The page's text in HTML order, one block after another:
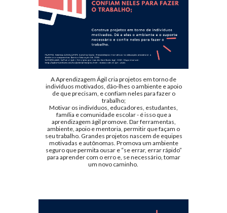
A Aprendizagem Ágil cria projetos em torno de
indivíduos motivados, dão-lhes o ambiente e apoio
de que precisam, e confiam neles para fazer o
trabalho;
Motivar os indivíduos, educadores, estudantes,
família e comunidade escolar - é isso que a
aprendizagem ágil promove. Dar ferramentas,
ambiente, apoio e mentoria, permitir que façam o
seu trabalho. Grandes projetos nascem de equipes
motivadas e autônomas. Promova um ambiente
seguro que permita ousar e “se errar, errar rápido”
para aprender com o erro e, se necessário, tomar
um novo caminho.